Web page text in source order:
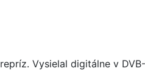
Vysielal digitálne v